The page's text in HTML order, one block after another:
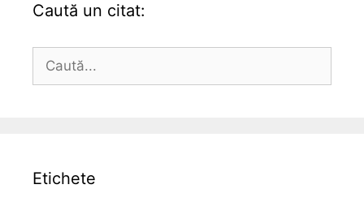
Caută un citat:
Caută
Etichete